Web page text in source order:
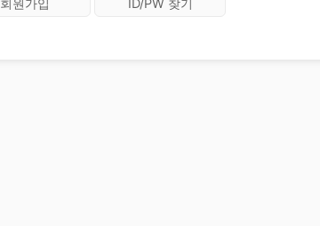
회원가입 ID/PW 찾기